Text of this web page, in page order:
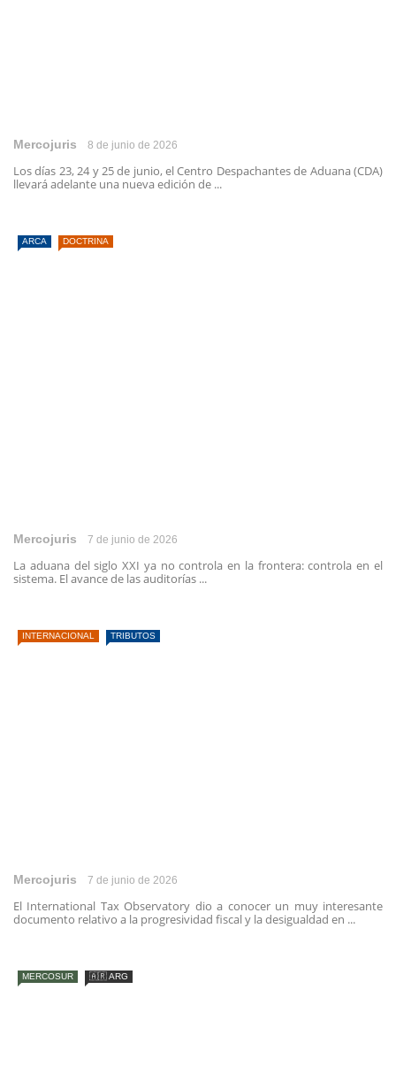
Mercojuris 8 de junio de 2026
Los días 23, 24 y 25 de junio, el Centro Despachantes de Aduana (CDA)
llevará adelante una nueva edición de ...
ARCA DOCTRINA
Mercojuris 7 de junio de 2026
La aduana del siglo XXI ya no controla en la frontera: controla en el
sistema. El avance de las auditorías ...
INTERNACIONAL TRIBUTOS
Mercojuris 7 de junio de 2026
El International Tax Observatory dio a conocer un muy interesante
documento relativo a la progresividad fiscal y la desigualdad en ...
MERCOSUR 🇦🇷 ARG